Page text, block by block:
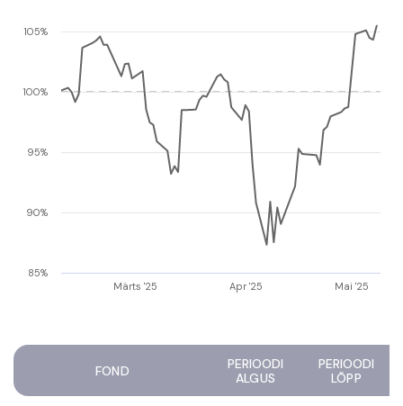
Märts '25 Apr '25 Mai '25
85%
90%
95%
100%
105%
FOND
PERIOODI
ALGUS
PERIOODI
LÕPP